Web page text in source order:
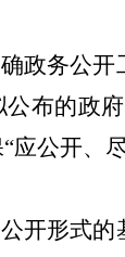
政务公开
公布的政
“应公开、
开形式